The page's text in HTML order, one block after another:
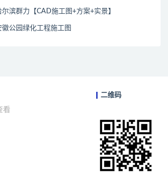
尔滨群力【CAD施工图+方案+实景】
徽公园绿化工程施工图
看
二维码